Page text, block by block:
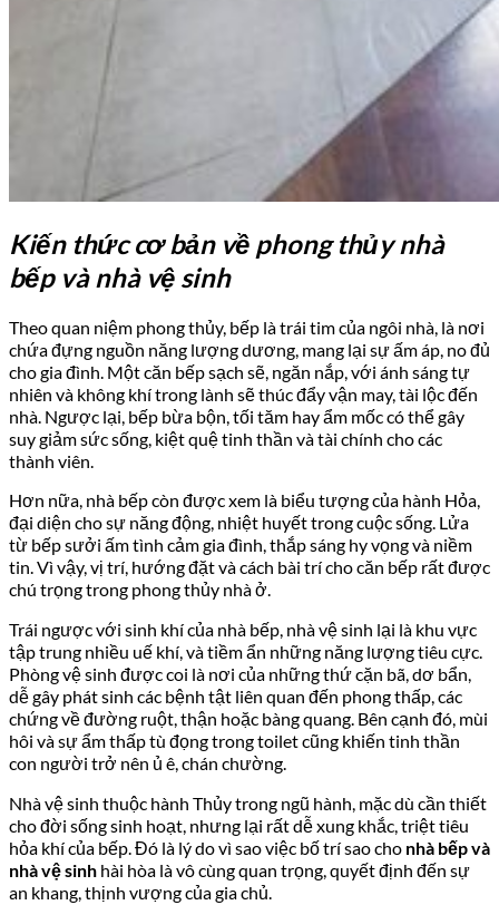
Kiến thức cơ bản về phong thủy nhà
bếp và nhà vệ sinh
Theo quan niệm phong thủy, bếp là trái tim của ngôi nhà, là nơi
chứa đựng nguồn năng lượng dương, mang lại sự ấm áp, no đủ
cho gia đình. Một căn bếp sạch sẽ, ngăn nắp, với ánh sáng tự
nhiên và không khí trong lành sẽ thúc đẩy vận may, tài lộc đến
nhà. Ngược lại, bếp bừa bộn, tối tăm hay ẩm mốc có thể gây
suy giảm sức sống, kiệt quệ tinh thần và tài chính cho các
thành viên.
Hơn nữa, nhà bếp còn được xem là biểu tượng của hành Hỏa,
đại diện cho sự năng động, nhiệt huyết trong cuộc sống. Lửa
từ bếp sưởi ấm tình cảm gia đình, thắp sáng hy vọng và niềm
tin. Vì vậy, vị trí, hướng đặt và cách bài trí cho căn bếp rất được
chú trọng trong phong thủy nhà ở.
Trái ngược với sinh khí của nhà bếp, nhà vệ sinh lại là khu vực
tập trung nhiều uế khí, và tiềm ẩn những năng lượng tiêu cực.
Phòng vệ sinh được coi là nơi của những thứ cặn bã, dơ bẩn,
dễ gây phát sinh các bệnh tật liên quan đến phong thấp, các
chứng về đường ruột, thận hoặc bàng quang. Bên cạnh đó, mùi
hôi và sự ẩm thấp tù đọng trong toilet cũng khiến tinh thần
con người trở nên ủ ê, chán chường.
Nhà vệ sinh thuộc hành Thủy trong ngũ hành, mặc dù cần thiết
cho đời sống sinh hoạt, nhưng lại rất dễ xung khắc, triệt tiêu
hỏa khí của bếp. Đó là lý do vì sao việc bố trí sao cho nhà bếp và
nhà vệ sinh hài hòa là vô cùng quan trọng, quyết định đến sự
an khang, thịnh vượng của gia chủ.